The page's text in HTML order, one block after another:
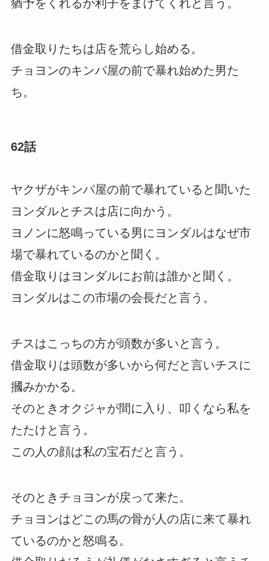
猶予をくれるか利子をまけてくれと言う。
借金取りたちは店を荒らし始める。
チョヨンのキンパ屋の前で暴れ始めた男た
ち。
62話
ヤクザがキンパ屋の前で暴れていると聞いた
ヨンダルとチスは店に向かう。
ヨノンに怒鳴っている男にヨンダルはなぜ市
場で暴れているのかと聞く。
借金取りはヨンダルにお前は誰かと聞く。
ヨンダルはこの市場の会長だと言う。
チスはこっちの方が頭数が多いと言う。
借金取りは頭数が多いから何だと言いチスに
摑みかかる。
そのときオクジャが間に入り、叩くなら私を
たたけと言う。
この人の顔は私の宝石だと言う。
そのときチョヨンが戻って来た。
チョヨンはどこの馬の骨が人の店に来て暴れ
ているのかと怒鳴る。